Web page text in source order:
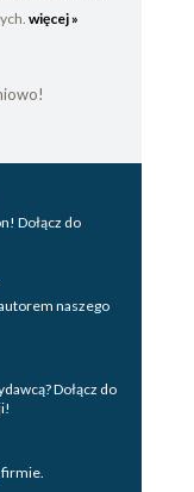
więcej »
Dołącz do
naszego
Dołącz do